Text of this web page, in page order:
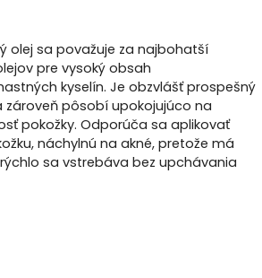
olej sa považuje za najbohatší
pre vysoký obsah
kyselín. Je obzvlášť prospešný
pôsobí upokojujúco na
pokožky. Odporúča sa aplikovať
náchylnú na akné, pretože má
sa vstrebáva bez upchávania